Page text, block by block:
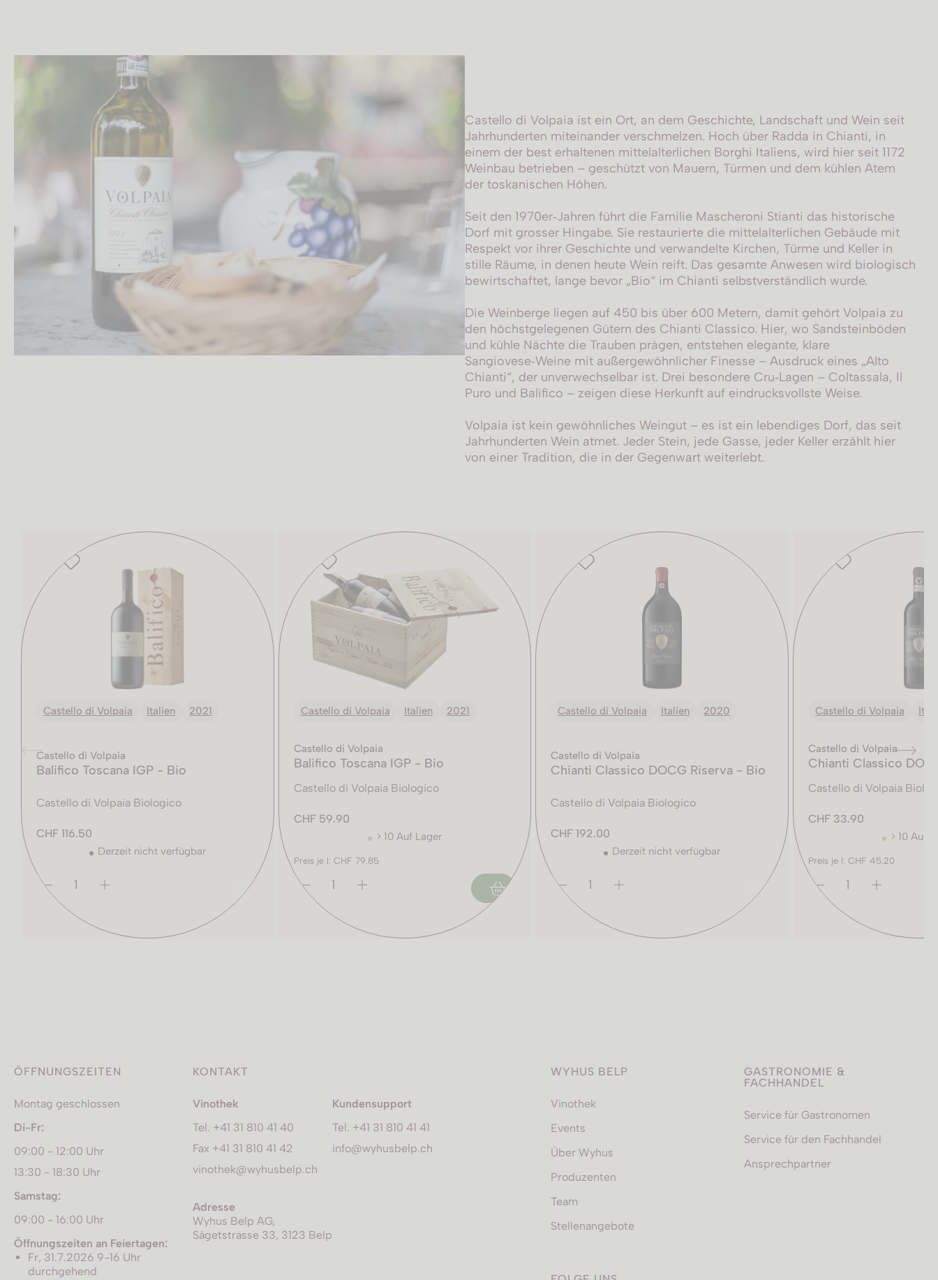
Castello di Volpaia ist ein Ort, an dem Geschichte, Landschaft und Wein seit
Jahrhunderten miteinander verschmelzen. Hoch über Radda in Chianti, in
einem der best erhaltenen mittelalterlichen Borghi Italiens, wird hier seit 1172
Weinbau betrieben – geschützt von Mauern, Türmen und dem kühlen Atem
der toskanischen Höhen.
Seit den 1970er‑Jahren führt die Familie Mascheroni Stianti das historische
Dorf mit grosser Hingabe. Sie restaurierte die mittelalterlichen Gebäude mit
Respekt vor ihrer Geschichte und verwandelte Kirchen, Türme und Keller in
stille Räume, in denen heute Wein reift. Das gesamte Anwesen wird biologisch
bewirtschaftet, lange bevor „Bio“ im Chianti selbstverständlich wurde.
Die Weinberge liegen auf 450 bis über 600 Metern, damit gehört Volpaia zu
den höchstgelegenen Gütern des Chianti Classico. Hier, wo Sandsteinböden
und kühle Nächte die Trauben prägen, entstehen elegante, klare
Sangiovese‑Weine mit außergewöhnlicher Finesse – Ausdruck eines „Alto
Chianti“, der unverwechselbar ist. Drei besondere Cru‑Lagen – Coltassala, Il
Puro und Balifico – zeigen diese Herkunft auf eindrucksvollste Weise.
Volpaia ist kein gewöhnliches Weingut – es ist ein lebendiges Dorf, das seit
Jahrhunderten Wein atmet. Jeder Stein, jede Gasse, jeder Keller erzählt hier
von einer Tradition, die in der Gegenwart weiterlebt.
Castello di Volpaia Italien 2021
Castello di Volpaia
Balifico Toscana IGP - Bio
Castello di Volpaia Biologico
CHF 116.50
Derzeit nicht verfügbar
Castello di Volpaia Italien 2021
Castello di Volpaia
Balifico Toscana IGP - Bio
Castello di Volpaia Biologico
CHF 59.90
> 10 Auf Lager
Preis je l: CHF 79.85
Castello di Volpaia Italien 2020
Castello di Volpaia
Chianti Classico DOCG Riserva - Bio
Castello di Volpaia Biologico
CHF 192.00
Derzeit nicht verfügbar
Castello di Volpaia
Castello di Volpaia
Chianti Classico
Castello di Volpaia
CHF 33.90
> 10 Auf
Preis je l: CHF 45.20
ÖFFNUNGSZEITEN
Montag geschlossen
Di-Fr:
09:00 - 12:00 Uhr
13:30 - 18:30 Uhr
Samstag:
09:00 - 16:00 Uhr
Öffnungszeiten an Feiertagen:
Fr, 31.7.2026 9-16 Uhr
durchgehend
KONTAKT
Vinothek
Tel. +41 31 810 41 40
Fax +41 31 810 41 42
vinothek@wyhusbelp.ch
Adresse
Wyhus Belp AG,
Sägetstrasse 33, 3123 Belp
Kundensupport
Tel. +41 31 810 41 41
info@wyhusbelp.ch
WYHUS BELP
Vinothek
Events
Über Wyhus
Produzenten
Team
Stellenangebote
GASTRONOMIE &
FACHHANDEL
Service für Gastronomen
Service für den Fachhandel
Ansprechpartner